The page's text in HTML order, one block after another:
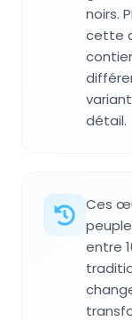
noirs.
cette
détail.
Ces
entre